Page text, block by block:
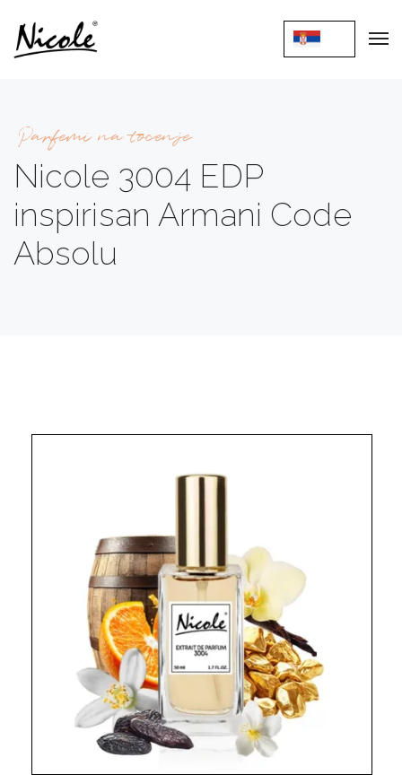
Parfemi na tocenje
Nicole 3004 EDP
inspirisan Armani Code
Absolu